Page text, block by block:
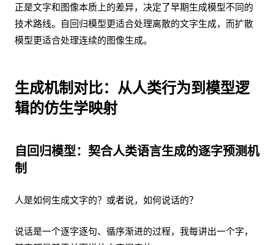
正是文字和图像本质上的差异，决定了早期生成模型不同的
技术路线。自回归模型更适合处理离散的文字生成，而扩散
模型更适合处理连续的图像生成。
生成机制对比：从人类行为到模型逻
辑的仿生学映射
自回归模型：契合人类语言生成的逐字预测机
制
人是如何生成文字的？或者说，如何说话的？
说话是一个逐字逐句、循序渐进的过程，我每讲出一个字，